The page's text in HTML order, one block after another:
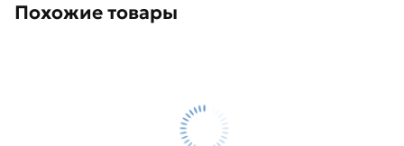
Похожие товары